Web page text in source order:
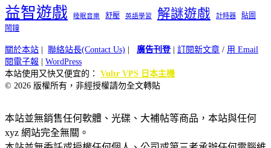
益智遊戲 睡眠音樂 舒壓 英語學習 解謎遊戲 計時器
貼圖
鬧鐘
關於本站 聯絡站長(Contact Us) 廣告刊登| 訂閱新文章 / 用 Email
閱電子報
WordPress
本站使用又快又便宜的： Vultr VPS 日本主機
© 2026 版權所有，非經授權請勿全文轉貼
本站並無銷售任何軟體、光碟、大補帖等商品，本站與任何
xyz 網站完全無關。